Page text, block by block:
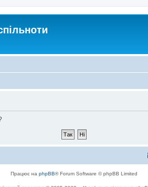
Працює на phpBB® Forum Software © phpBB Limited